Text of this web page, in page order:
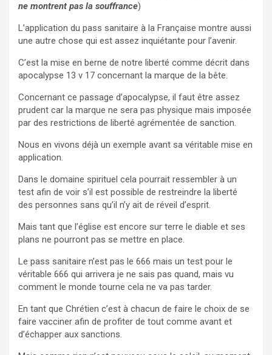
ne montrent pas la souffrance)
L’application du pass sanitaire à la Française montre aussi
une autre chose qui est assez inquiétante pour l’avenir.
C’est la mise en berne de notre liberté comme décrit dans
apocalypse 13 v 17 concernant la marque de la bête.
Concernant ce passage d’apocalypse, il faut être assez
prudent car la marque ne sera pas physique mais imposée
par des restrictions de liberté agrémentée de sanction.
Nous en vivons déjà un exemple avant sa véritable mise en
application.
Dans le domaine spirituel cela pourrait ressembler à un
test afin de voir s’il est possible de restreindre la liberté
des personnes sans qu’il n’y ait de réveil d’esprit.
Mais tant que l’église est encore sur terre le diable et ses
plans ne pourront pas se mettre en place.
Le pass sanitaire n’est pas le 666 mais un test pour le
véritable 666 qui arrivera je ne sais pas quand, mais vu
comment le monde tourne cela ne va pas tarder.
En tant que Chrétien c’est à chacun de faire le choix de se
faire vacciner afin de profiter de tout comme avant et
d’échapper aux sanctions.